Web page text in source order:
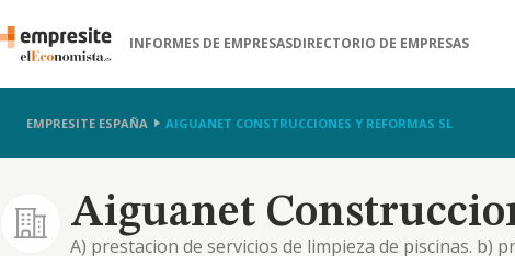
INFORMES DE EMPRESASDIRECTORIO DE EMPRESAS
EMPRESITE ESPAÑA AIGUANET CONSTRUCCIONES Y REFORMAS SL
Aiguanet
A) prestacion de servicios de limpieza de piscinas. b)